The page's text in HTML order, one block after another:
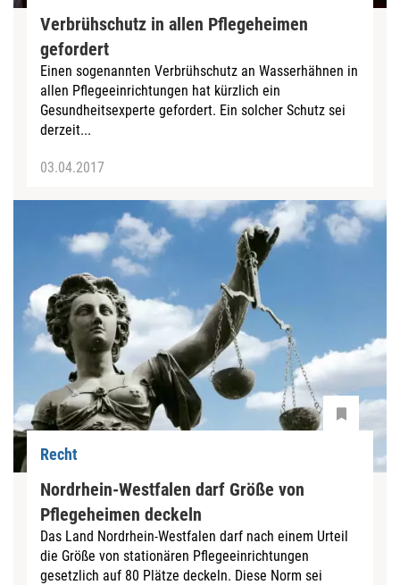
Verbrühschutz in allen Pflegeheimen
gefordert
Einen sogenannten Verbrühschutz an Wasserhähnen in
allen Pflegeeinrichtungen hat kürzlich ein
Gesundheitsexperte gefordert. Ein solcher Schutz sei
derzeit...
03.04.2017
Recht
Nordrhein-Westfalen darf Größe von
Pflegeheimen deckeln
Das Land Nordrhein-Westfalen darf nach einem Urteil
die Größe von stationären Pflegeeinrichtungen
gesetzlich auf 80 Plätze deckeln. Diese Norm sei